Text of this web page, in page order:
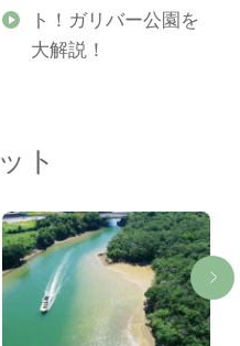
ト！ガリバー公園を
大解説！
ト